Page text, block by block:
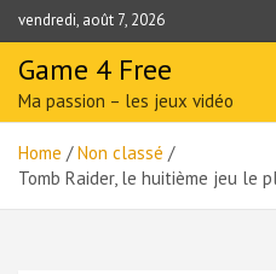
Skip
to
content
vendredi, août 7, 2026
Game 4 Free
Ma passion – les jeux vidéo
Home
Non classé
Tomb Raider, le huitième jeu le